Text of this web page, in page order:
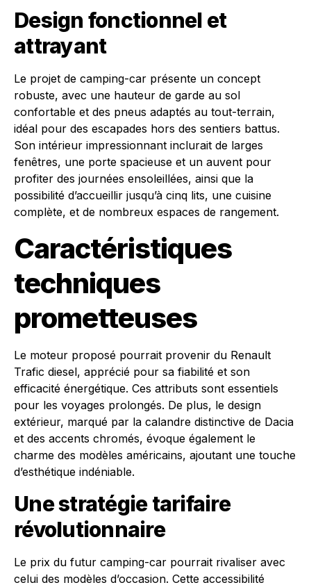
Design fonctionnel et
attrayant
Le projet de camping-car présente un concept
robuste, avec une hauteur de garde au sol
confortable et des pneus adaptés au tout-terrain,
idéal pour des escapades hors des sentiers battus.
Son intérieur impressionnant inclurait de larges
fenêtres, une porte spacieuse et un auvent pour
profiter des journées ensoleillées, ainsi que la
possibilité d’accueillir jusqu’à cinq lits, une cuisine
complète, et de nombreux espaces de rangement.
Caractéristiques
techniques
prometteuses
Le moteur proposé pourrait provenir du Renault
Trafic diesel, apprécié pour sa fiabilité et son
efficacité énergétique. Ces attributs sont essentiels
pour les voyages prolongés. De plus, le design
extérieur, marqué par la calandre distinctive de Dacia
et des accents chromés, évoque également le
charme des modèles américains, ajoutant une touche
d’esthétique indéniable.
Une stratégie tarifaire
révolutionnaire
Le prix du futur camping-car pourrait rivaliser avec
celui des modèles d’occasion. Cette accessibilité